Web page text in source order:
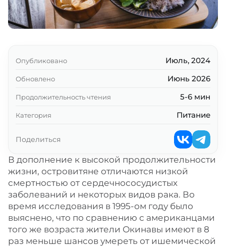
Принцип 5. Морепродукты
Принцип 7. Разнообразие
Принцип 8. Режим питания и готовка
Принцип 9. Мясо и животные жиры
Принцип 10. Ферментированные продукты
Не только едой единой
Ключевые выводы
В дополнение к высокой продолжительности
жизни, островитяне отличаются низкой
смертностью от сердечнососудистых
заболеваний и некоторых видов рака. Во
время исследования в 1995-ом году было
выяснено, что по сравнению с американцами
того же возраста жители Окинавы имеют в 8
раз меньше шансов умереть от ишемической
Опубликовано Июль, 2024
Обновлено Июнь 2026
Продолжительность чтения 5-6 мин
Категория Питание
Поделиться